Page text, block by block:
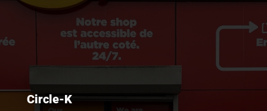
Circle-K